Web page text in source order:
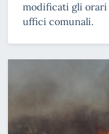
modificati gli orari
uffici comunali.